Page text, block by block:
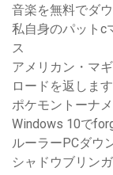
音楽を無料でダ
私自身のパットc
ス
アメリカン・マ
ロードを返します
ポケモントーナ
Windows 10で
ルーラーPCダウ
シャドウブリン